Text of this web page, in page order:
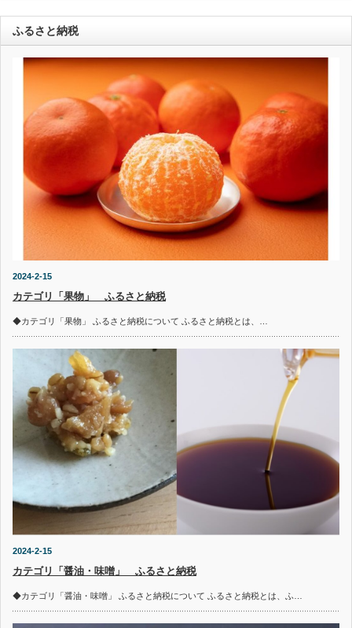
ふるさと納税
2024-2-15
カテゴリ「果物」 ふるさと納税
◆カテゴリ「果物」 ふるさと納税について ふるさと納税とは、…
2024-2-15
カテゴリ「醤油・味噌」 ふるさと納税
◆カテゴリ「醤油・味噌」 ふるさと納税について ふるさと納税とは、ふ…